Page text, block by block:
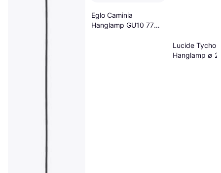
Eglo Caminia
Hanglamp GU10 77
Lucide Tycho
Hanglamp ∅